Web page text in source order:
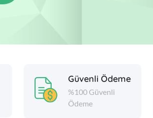
Güvenli Ödeme
%100 Güvenli
Ödeme